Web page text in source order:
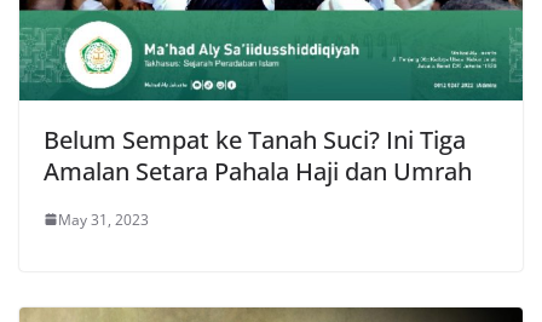
Belum Sempat ke Tanah Suci? Ini Tiga
Amalan Setara Pahala Haji dan Umrah
May 31, 2023